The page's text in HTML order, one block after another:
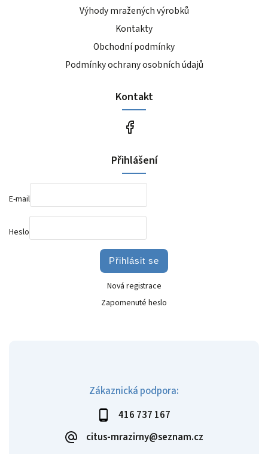
Zákaznická podpora:
416 737 167
citus-mrazirny@seznam.cz
Výhody mražených výrobků
Kontakty
Obchodní podmínky
Podmínky ochrany osobních údajů
Kontakt
Přihlášení
E-mail
Heslo
Přihlásit se
Nová registrace
Zapomenuté heslo